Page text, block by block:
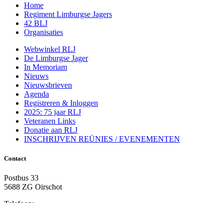
Home
Regiment Limburgse Jagers
42 BLJ
Organisaties
Webwinkel RLJ
De Limburgse Jager
In Memoriam
Nieuws
Nieuwsbrieven
Agenda
Registreren & Inloggen
2025: 75 jaar RLJ
Veteranen Links
Donatie aan RLJ
INSCHRIJVEN REÜNIES / EVENEMENTEN
Contact
Postbus 33
5688 ZG Oirschot